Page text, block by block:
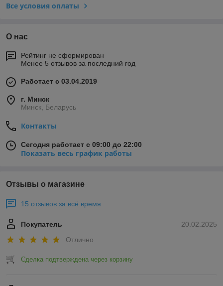
Все условия оплаты
О нас
Рейтинг не сформирован
Менее 5 отзывов за последний год
Работает с 03.04.2019
г. Минск
Минск, Беларусь
Контакты
Сегодня работает с 09:00 до 22:00
Показать весь график работы
Отзывы о магазине
15 отзывов за всё время
20.02.2025
Покупатель
Отлично
Сделка подтверждена через корзину